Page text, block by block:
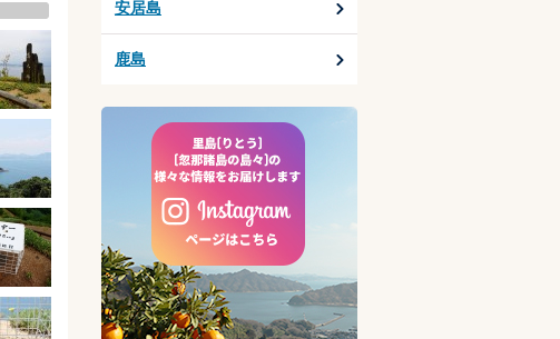
安居島
鹿島